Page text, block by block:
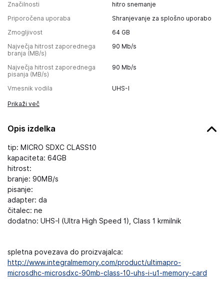
Značilnosti
hitro snemanje
Priporočena uporaba
Shranjevanje za splošno uporabo
Zmogljivost
64 GB
Največja hitrost zaporednega
branja (MB/s)
90 Mb/s
Največja hitrost zaporednega
pisanja (MB/s)
90 Mb/s
Vmesnik vodila UHS-I
Prikaži več
Opis izdelka
tip: MICRO SDXC CLASS10
kapaciteta: 64GB
hitrost:
branje: 90MB/s
pisanje:
adapter: da
čitalec: ne
dodatno: UHS-I (Ultra High Speed 1), Class 1 krmilnik
spletna povezava do proizvajalca:
http://www.integralmemory.com/product/ultimapro-
microsdhc-microsdxc-90mb-class-10-uhs-i-u1-memory-card